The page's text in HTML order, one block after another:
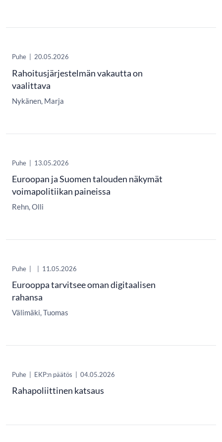
Puhe 20.05.2026
Rahoitusjärjestelmän vakautta on
vaalittava
Nykänen, Marja
Puhe 13.05.2026
Euroopan ja Suomen talouden näkymät
voimapolitiikan paineissa
Rehn, Olli
Puhe 11.05.2026
Eurooppa tarvitsee oman digitaalisen
rahansa
Välimäki, Tuomas
Puhe EKP:n päätös 04.05.2026
Rahapoliittinen katsaus